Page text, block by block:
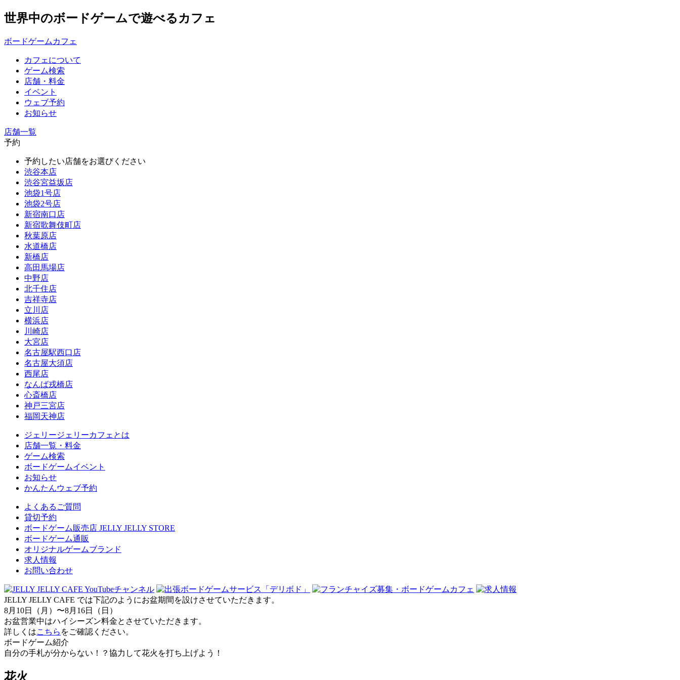
世界中のボードゲームで遊べるカフェ
ボードゲームカフェ
カフェについて
ゲーム検索
店舗・料金
イベント
ウェブ予約
お知らせ
店舗一覧
予約
予約したい店舗をお選びください
渋谷本店
渋谷宮益坂店
池袋1号店
池袋2号店
新宿南口店
新宿歌舞伎町店
秋葉原店
水道橋店
新橋店
高田馬場店
中野店
北千住店
吉祥寺店
立川店
横浜店
川崎店
大宮店
名古屋駅西口店
名古屋大須店
西尾店
なんば戎橋店
心斎橋店
神戸三宮店
福岡天神店
ジェリージェリーカフェとは
店舗一覧・料金
ゲーム検索
ボードゲームイベント
お知らせ
かんたんウェブ予約
よくあるご質問
貸切予約
ボードゲーム販売店 JELLY JELLY STORE
ボードゲーム通販
オリジナルゲームブランド
求人情報
お問い合わせ
JELLY JELLY CAFE では下記のようにお盆期間を設けさせていただきます。
8月10日（月）〜8月16日（日）
お盆営業中はハイシーズン料金とさせていただきます。
詳しくはこちら をご確認ください。
ボードゲーム紹介
自分の手札が分からない！？協力して花火を打ち上げよう！
花火